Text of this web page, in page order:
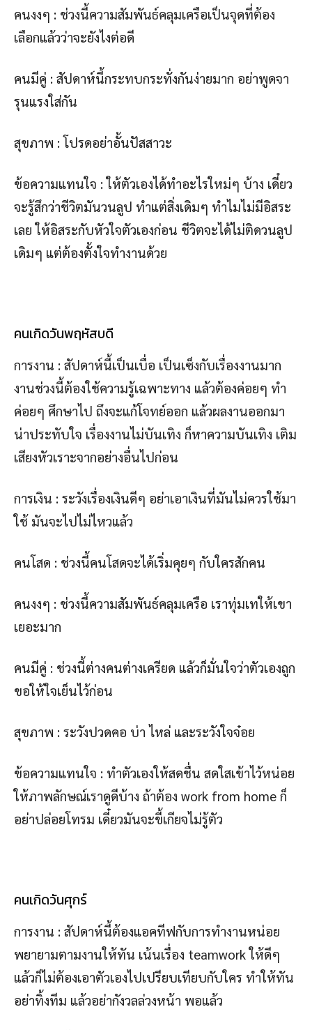
คนงงๆ : ช่วงนี้ความสัมพันธ์คลุมเครือเป็นจุดที่ต้อง
เลือกแล้วว่าจะยังไงต่อดี
คนมีคู่ : สัปดาห์นี้กระทบกระทั่งกันง่ายมาก อย่าพูดจา
รุนแรงใส่กัน
สุขภาพ : โปรดอย่าอั้นปัสสาวะ
ข้อความแทนใจ : ให้ตัวเองได้ทำอะไรใหม่ๆ บ้าง เดี๋ยว
จะรู้สึกว่าชีวิตมันวนลูป ทำแต่สิ่งเดิมๆ ทำไมไม่มีอิสระ
เลย ให้อิสระกับหัวใจตัวเองก่อน ชีวิตจะได้ไม่ติดวนลูป
เดิมๆ แต่ต้องตั้งใจทำงานด้วย
คนเกิดวันพฤหัสบดี
การงาน : สัปดาห์นี้เป็นเบื่อ เป็นเซ็งกับเรื่องงานมาก
งานช่วงนี้ต้องใช้ความรู้เฉพาะทาง แล้วต้องค่อยๆ ทำ
ค่อยๆ ศึกษาไป ถึงจะแก้โจทย์ออก แล้วผลงานออกมา
น่าประทับใจ เรื่องงานไม่บันเทิง ก็หาความบันเทิง เติม
เสียงหัวเราะจากอย่างอื่นไปก่อน
การเงิน : ระวังเรื่องเงินดีๆ อย่าเอาเงินที่มันไม่ควรใช้มา
ใช้ มันจะไปไม่ไหวแล้ว
คนโสด : ช่วงนี้คนโสดจะได้เริ่มคุยๆ กับใครสักคน
คนงงๆ : ช่วงนี้ความสัมพันธ์คลุมเครือ เราทุ่มเทให้เขา
เยอะมาก
คนมีคู่ : ช่วงนี้ต่างคนต่างเครียด แล้วก็มั่นใจว่าตัวเองถูก
ขอให้ใจเย็นไว้ก่อน
สุขภาพ : ระวังปวดคอ บ่า ไหล่ และระวังใจจ๋อย
ข้อความแทนใจ : ทำตัวเองให้สดชื่น สดใสเข้าไว้หน่อย
ให้ภาพลักษณ์เราดูดีบ้าง ถ้าต้อง work from home ก็
อย่าปล่อยโทรม เดี๋ยวมันจะขี้เกียจไม่รู้ตัว
คนเกิดวันศุกร์
การงาน : สัปดาห์นี้ต้องแอคทีฟกับการทำงานหน่อย
พยายามตามงานให้ทัน เน้นเรื่อง teamwork ให้ดีๆ
แล้วก็ไม่ต้องเอาตัวเองไปเปรียบเทียบกับใคร ทำให้ทัน
อย่าทิ้งทีม แล้วอย่ากังวลล่วงหน้า พอแล้ว